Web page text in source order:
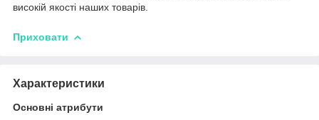
високій якості наших товарів.
Приховати
Характеристики
Основні атрибути